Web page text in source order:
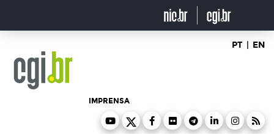
o
PT | EN
IMPRENSA